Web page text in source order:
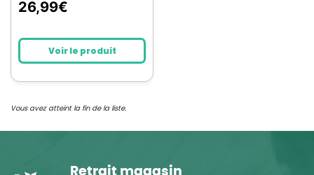
26,99€
Voir le produit
Vous avez atteint la fin de la liste.
Retrait magasin